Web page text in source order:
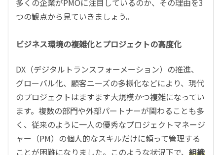
つの観点から見ていきましょう。
ビジネス環境の複雑化とプロジェクトの高度化
DX（デジタルトランスフォーメーション）の推進、
グローバル化、顧客ニーズの多様化などにより、現代
のプロジェクトはますます大規模かつ複雑になってい
ます。複数の部門や外部パートナーが関わることも多
く、従来のように一人の優秀なプロジェクトマネージ
ャー（PM）の個人的なスキルだけに頼って管理する
ことが困難になりました。このような状況下で、 組織